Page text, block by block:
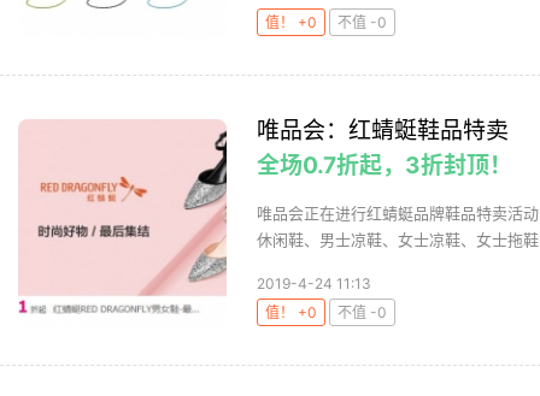
值！ +0
不值 -0
唯品会：红蜻蜓鞋品特卖
全场0.7折起，3折封顶！
唯品会正在进行红蜻蜓品牌鞋品特卖活
休闲鞋、男士凉鞋、女士凉鞋、女士拖
2019-4-24 11:13
值！ +0
不值 -0